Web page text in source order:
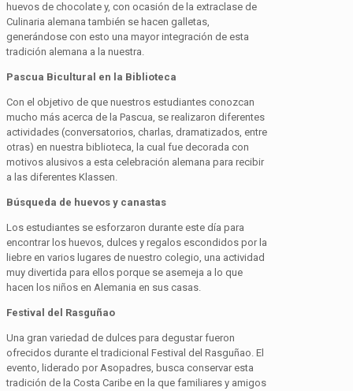
huevos de chocolate y, con ocasión de la extraclase de
Culinaria alemana también se hacen galletas,
generándose con esto una mayor integración de esta
tradición alemana a la nuestra.
Pascua Bicultural en la Biblioteca
Con el objetivo de que nuestros estudiantes conozcan
mucho más acerca de la Pascua, se realizaron diferentes
actividades (conversatorios, charlas, dramatizados, entre
otras) en nuestra biblioteca, la cual fue decorada con
motivos alusivos a esta celebración alemana para recibir
a las diferentes Klassen.
Búsqueda de huevos y canastas
Los estudiantes se esforzaron durante este día para
encontrar los huevos, dulces y regalos escondidos por la
liebre en varios lugares de nuestro colegio, una actividad
muy divertida para ellos porque se asemeja a lo que
hacen los niños en Alemania en sus casas.
Festival del Rasguñao
Una gran variedad de dulces para degustar fueron
ofrecidos durante el tradicional Festival del Rasguñao. El
evento, liderado porAsopadres, busca conservar esta
tradición de la Costa Caribe en la que familiares y amigos